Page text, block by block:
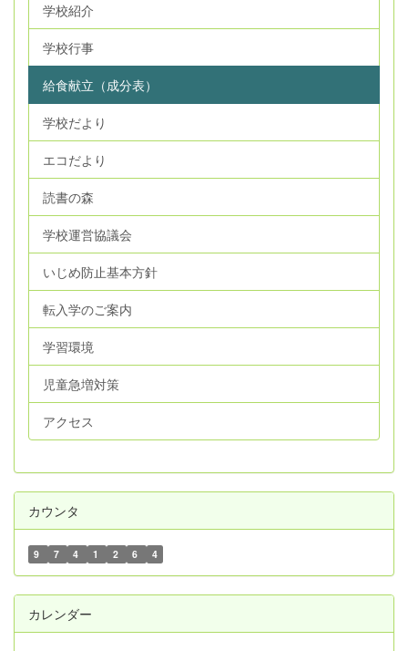
学校紹介
学校行事
給食献立（成分表）
学校だより
エコだより
読書の森
学校運営協議会
いじめ防止基本方針
転入学のご案内
学習環境
児童急増対策
アクセス
カウンタ
9 7 4 1 2 6 4
カレンダー